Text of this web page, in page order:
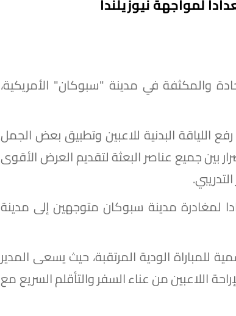
والمكثفة في مدينة "سبوكان" الأمريكية،
اللياقة البدنية للاعبين وتطبيق بعض الجمل
بين جميع عناصر البعثة لتقديم العرض الأقوى
لمغادرة مدينة سبوكان متوجهين إلى مدينة
للمباراة الودية المرتقبة، حيث يسعى المدير
اللاعبين من عناء السفر والتأقلم السريع مع